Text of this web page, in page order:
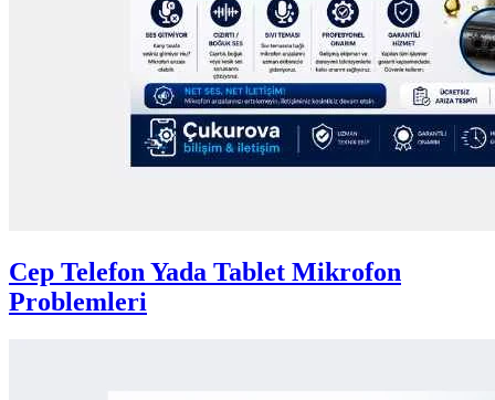
Cep Telefon Yada Tablet Mikrofon
Problemleri